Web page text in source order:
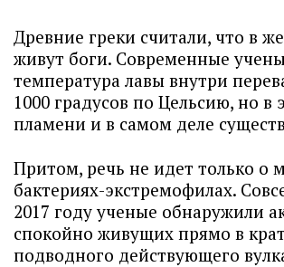
Древние греки считали, что в
живут боги. Современные
температура лавы внутри
1000 градусов по Цельсию, но в
пламени и в самом деле
Притом, речь не идет только о
бактериях-экстремофилах.
2017 году ученые обнаружили
спокойно живущих прямо в
подводного действующего